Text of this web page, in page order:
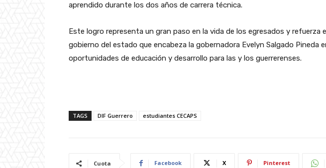
aprendido durante los dos años de carrera técnica.
Este logro representa un gran paso en la vida de los egresados y refuerza
gobierno del estado que encabeza la gobernadora Evelyn Salgado Pineda
oportunidades de educación y desarrollo para las y los guerrerenses.
TAGS DIF Guerrero estudiantes CECAPS
Cuota Facebook X Pinterest